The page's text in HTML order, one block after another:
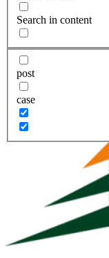
Search in content
post
case